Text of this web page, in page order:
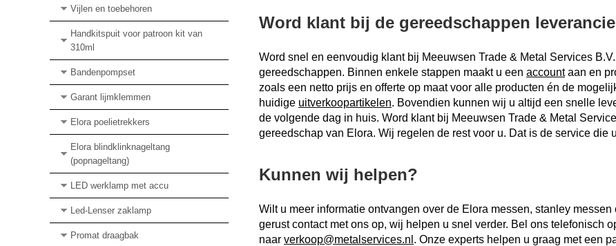
Vijlen en toebehoren
Handkitspuit voor patroon kit van
310ml
Bandenpompset
Garant lijmklemmen
Elora poelietrekkers
Elora blindklinknageltang
(popnageltang)
LED werklamp met accu
Led-Lenser zaklamp
Promat draagbak
Word klant bij de gereedschappen
Word snel en eenvoudig klant bij Meeuwsen Trade & Metal Services
gereedschappen. Binnen enkele stappen maakt u een accountaan en
zoals een netto prijs en offerte op maat voor alle producten én de
huidige uitverkoopartikelen. Bovendien kunnen wij u altijd een snelle
de volgende dag in huis. Word klant bij Meeuwsen Trade & Metal
gereedschap van Elora. Wij regelen de rest voor u. Dat is de service die
Kunnen wij helpen?
Wilt u meer informatie ontvangen over de Elora messen, stanley
gerust contact met ons op, wij helpen u snel verder. Bel ons telefonisch
naar verkoop@metalservices.nl . Onze experts helpen u graag met een